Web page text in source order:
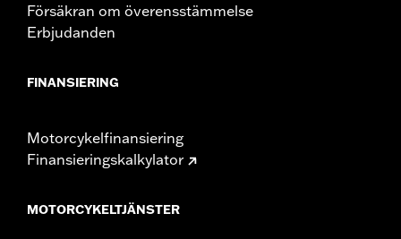
Försäkran om överensstämmelse
Erbjudanden
FINANSIERING
Motorcykelfinansiering
Finansieringskalkylator
MOTORCYKELTJÄNSTER